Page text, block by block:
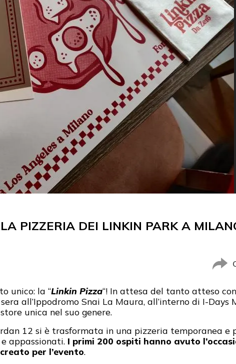
PIZZERIA DEI LINKIN PARK A
unico: la “Linkin Pizza“! In attesa del tanto atteso
all’Ippodromo Snai La Maura, all’interno di I-Days
unica nel suo genere.
12 si è trasformata in una pizzeria temporanea e
appassionati. I primi 200 ospiti hanno avuto
per l’evento.